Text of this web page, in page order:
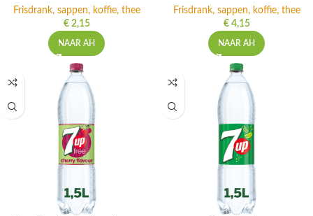
Frisdrank, sappen, koffie, thee
€2,15
NAAR AH
Frisdrank, sappen, koffie, thee
€4,15
NAAR AH